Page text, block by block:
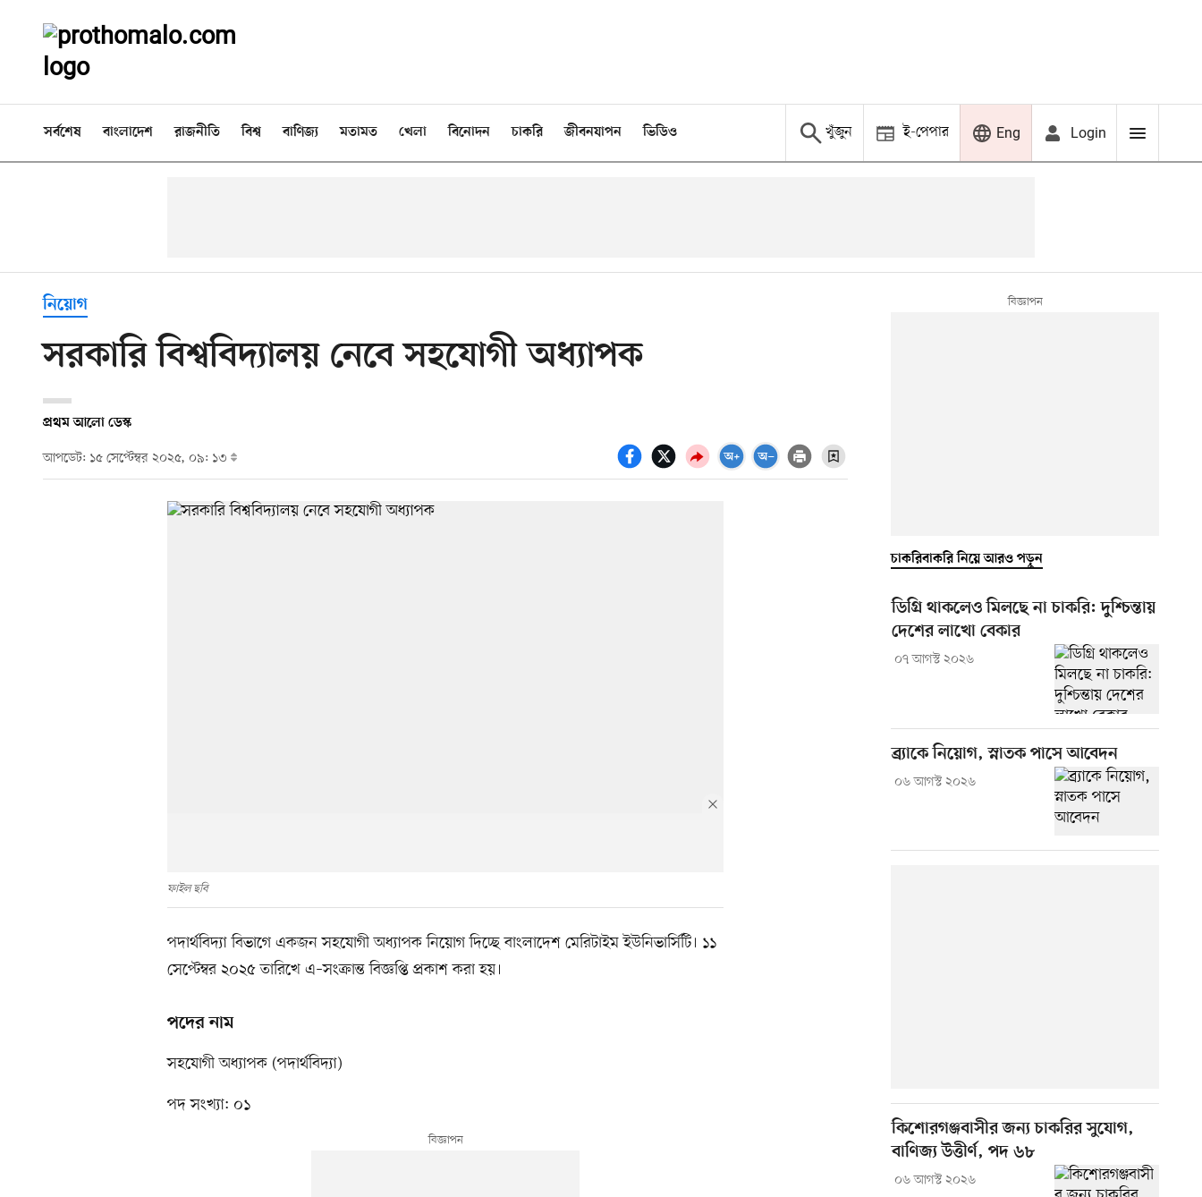
সর্বশেষ বাংলাদেশ রাজনীতি বিশ্ব বাণিজ্য মতামত খেলা বিনোদন চাকরি জীবনযাপন ভিডিও খুঁজুন ই-পেপার Eng Login
নিয়োগ
সরকারি বিশ্ববিদ্যালয় নেবে সহযোগী অধ্যাপক
প্রথম আলো ডেস্ক
আপডেট: ১৫ সেপ্টেম্বর ২০২৫, ০৯: ১৩
ফাইল ছবি
পদার্থবিদ্যা বিভাগে একজন সহযোগী অধ্যাপক নিয়োগ দিচ্ছে বাংলাদেশ মেরিটাইম ইউনিভার্সিটি। ১১
সেপ্টেম্বর ২০২৫ তারিখে এ–সংক্রান্ত বিজ্ঞপ্তি প্রকাশ করা হয়।
পদের নাম
সহযোগী অধ্যাপক (পদার্থবিদ্যা)
পদ সংখ্যা: ০১
চাকরিবাকরি নিয়ে আরও পড়ুন
ডিগ্রি থাকলেও মিলছে না চাকরি: দুশ্চিন্তায়
দেশের লাখো বেকার
০৭ আগস্ট ২০২৬
ব্র্যাকে নিয়োগ, স্নাতক পাসে আবেদন
০৬ আগস্ট ২০২৬
কিশোরগঞ্জবাসীর জন্য চাকরির সুযোগ,
বাণিজ্য উত্তীর্ণ, পদ ৬৮
০৬ আগস্ট ২০২৬